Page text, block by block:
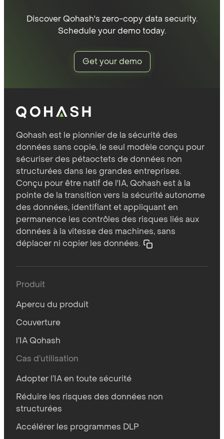
Discover Qohash's zero-copy data security.
Schedule your demo today.
Get your demo
Qohash est le pionnier de la sécurité des
données sans copie, le seul modèle conçu pour
sécuriser des pétaoctets de données non
structurées dans les grandes entreprises.
Conçu pour être natif de l'IA, Qohash est à la
pointe de la transition vers la sécurité autonome
des données, identifiant et appliquant en
permanence les contrôles des risques liés aux
données à la vitesse des machines, sans
déplacer ni copier les données.
Produit
Apercu du produit
Couverture
l’IA Qohash
Cas d’utilisation
Adopter l’IA en toute sécurité
Réduire les risques des données non
structurées
Accélérer les programmes DLP